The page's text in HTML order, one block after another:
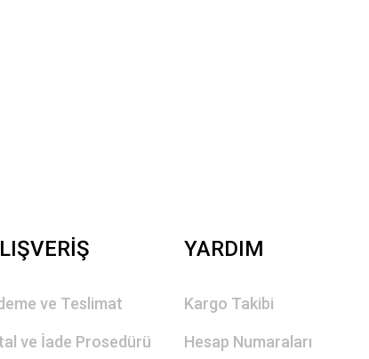
ve Teslimat
ve İade Prosedürü
YARDIM
Kargo Takibi
Hesap Numaraları